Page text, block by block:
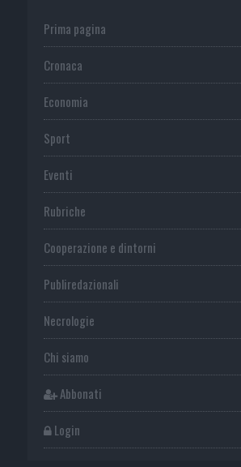
Prima pagina
Cronaca
Economia
Sport
Eventi
Rubriche
Cooperazione e dintorni
Publiredazionali
Necrologie
Chi siamo
Abbonati
Login